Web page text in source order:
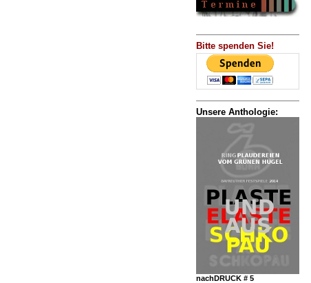
Bitte spenden Sie!
Unsere Anthologie:
nachDRUCK # 5